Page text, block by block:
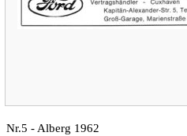
Nr.5 -Alberg 1962